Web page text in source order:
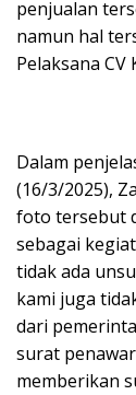
penjualan
namun hal
Pelaksana CV
Dalam
(16/3/2025),
foto tersebut
sebagai
tidak ada
kami juga
dari
surat
memberikan